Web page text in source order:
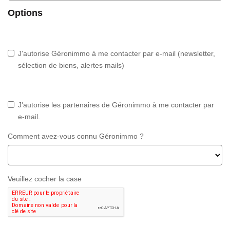
Options
J'autorise Géronimmo à me contacter par e-mail (newsletter,
sélection de biens, alertes mails)
J'autorise les partenaires de Géronimmo à me contacter par
e-mail.
Comment avez-vous connu Géronimmo ?
Veuillez cocher la case